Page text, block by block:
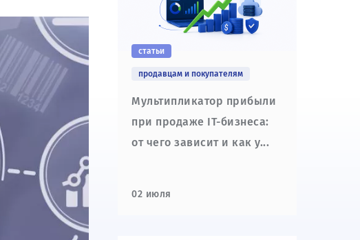
статьи
продавцам и покупателям
Мультипликатор прибыли
при продаже IT-бизнеса:
от чего зависит и как у...
02 июля